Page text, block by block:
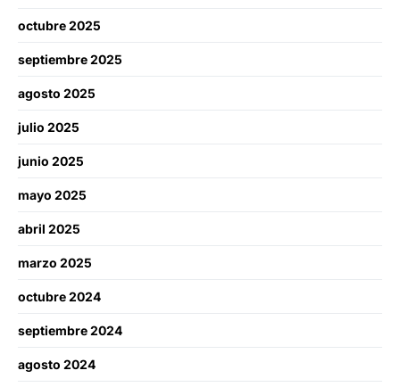
octubre 2025
septiembre 2025
agosto 2025
julio 2025
junio 2025
mayo 2025
abril 2025
marzo 2025
octubre 2024
septiembre 2024
agosto 2024